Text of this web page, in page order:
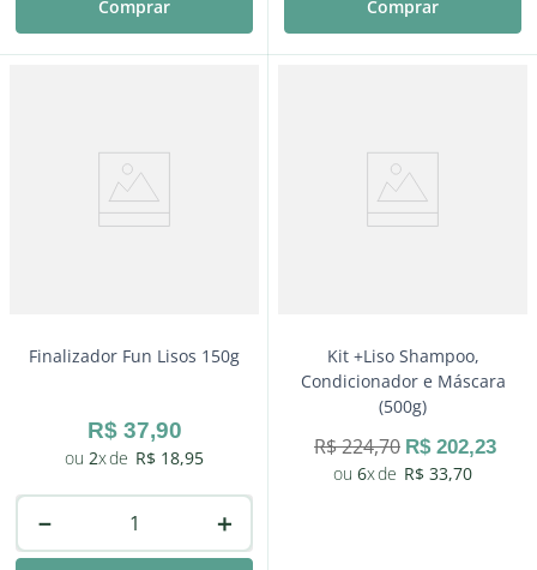
Comprar Comprar
Finalizador Fun Lisos 150g
R$ 37,90
2 R$ 18,95
＋
－
Kit +Liso Shampoo,
Condicionador e Máscara
(500g)
R$224,70 R$ 202,23
6
R$ 33,70